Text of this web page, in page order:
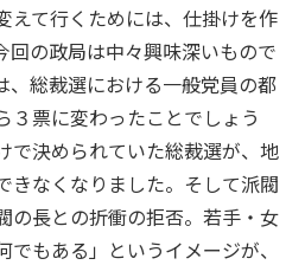
えて行くためには、仕掛けを作
回の政局は中々興味深いもので
、総裁選における一般党員の都
３票に変わったことでしょう
で決められていた総裁選が、地
きなくなりました。そして派閥
の長との折衝の拒否。若手・女
もある」というイメージが、